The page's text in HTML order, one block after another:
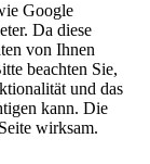
Google
Da diese
von Ihnen
beachten Sie,
und das
kann. Die
wirksam.